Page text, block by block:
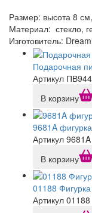
Размер: высота 8
Материал: стекло,
Изготовитель:
Подарочная
Артикул
В корзину
9681A
Артикул 9681A
В корзину
01188
Артикул 01188